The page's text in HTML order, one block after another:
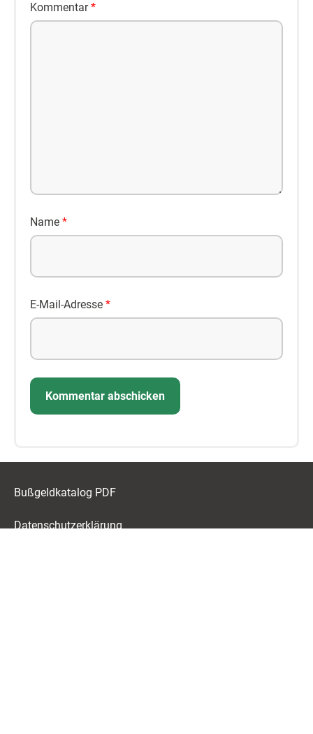
Kommentar*
Name *
E-Mail-Adresse *
Bußgeldkatalog PDF
Datenschutzerklärung